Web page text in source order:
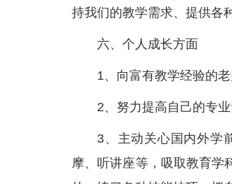
持我们的教学需求、提供各
六、个人成长方面
1、向富有教学经验的
2、努力提高自己的专
3、主动关心国内外学
摩、听讲座等，吸取教育学